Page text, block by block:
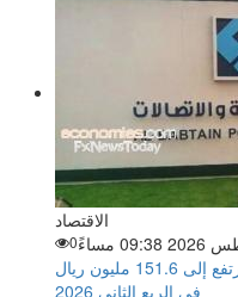
الاقتصاد
0
أرباح البابطين السعودية ترتفع إلى 151.6 مليون ريال
في الربع الثاني 2026